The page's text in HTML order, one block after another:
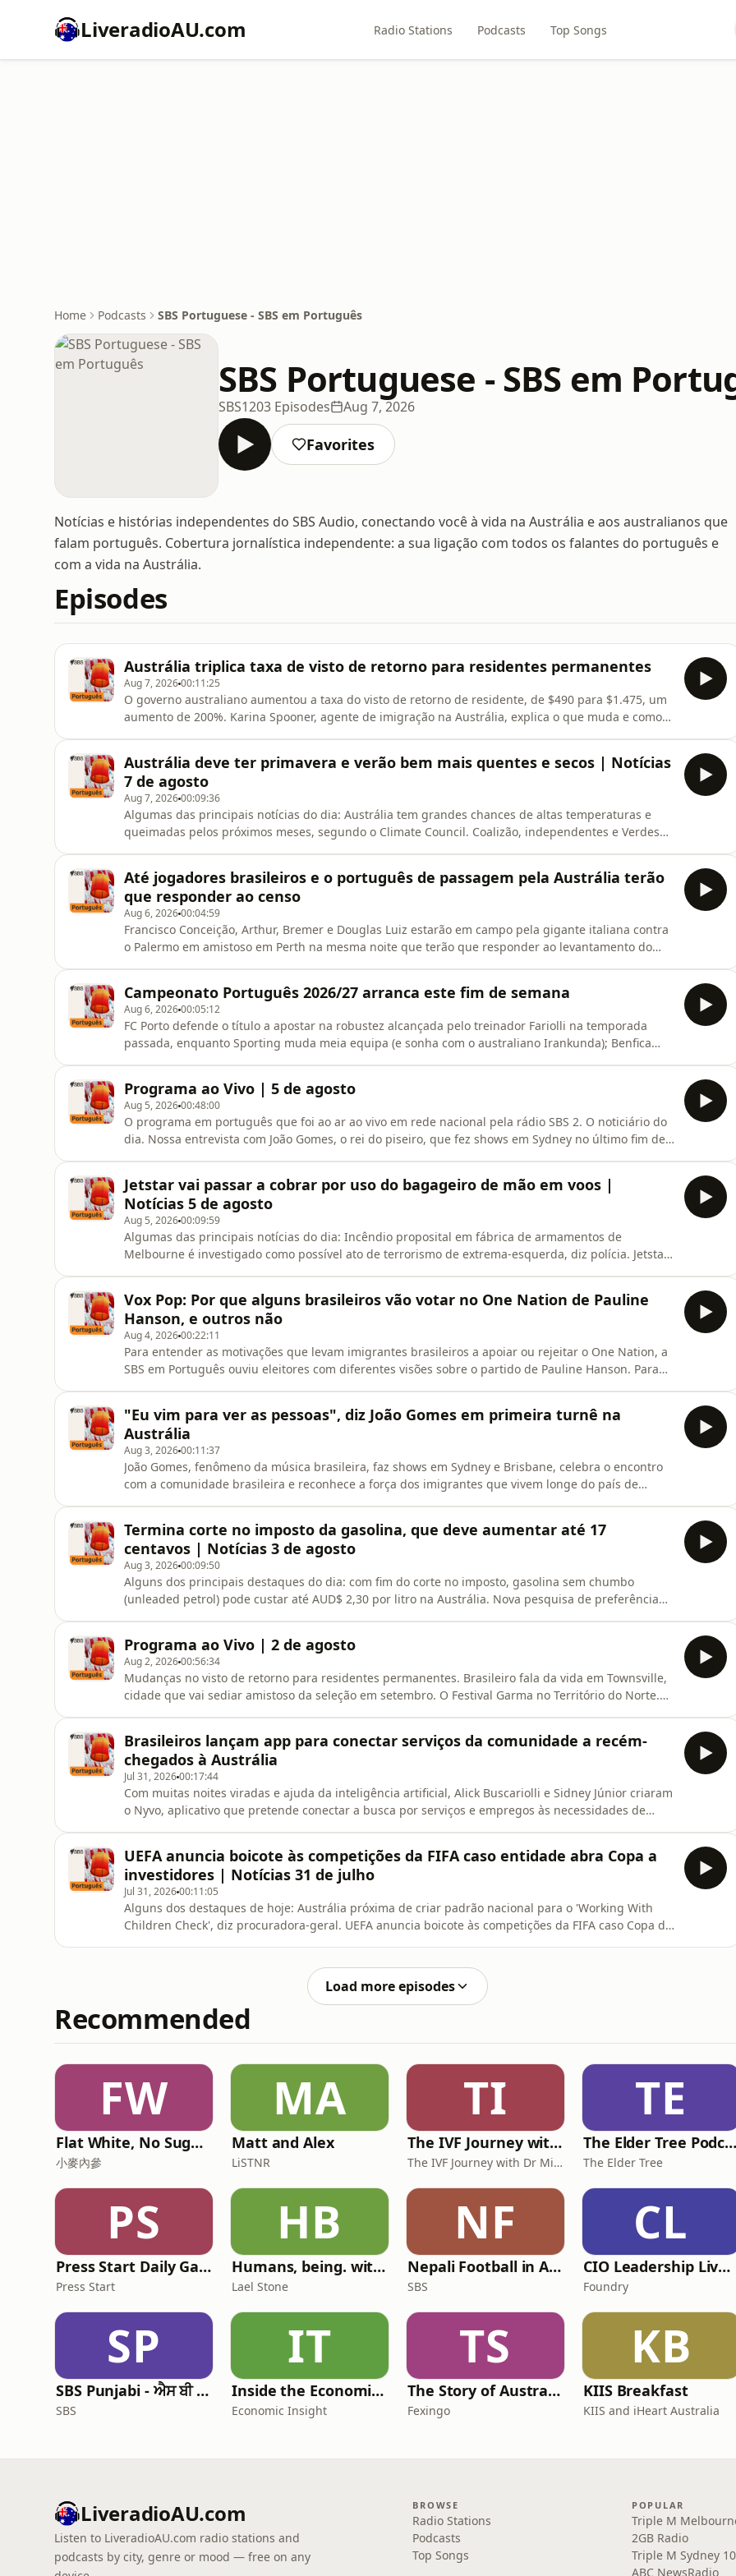
LiveradioAU.com Radio Stations Podcasts Top Songs
Home Podcasts SBS Portuguese - SBS em Português
SBS Portuguese - SBS em
SBS1203 Episodes Aug 7, 2026
Favorites
Notícias e histórias independentes do SBS Audio, conectando você à vida na Austrália e aos australianos que
falam português. Cobertura jornalística independente: a sua ligação com todos os falantes do português e
com a vida na Austrália.
Episodes
Austrália triplica taxa de visto de retorno para residentes permanentes
Aug 7, 202600:11:25
O governo australiano aumentou a taxa do visto de retorno de residente, de $490 para $1.475, um
aumento de 200%. Karina Spooner, agente de imigração na Austrália, explica o que muda e como
Austrália, explica o que
Austrália deve ter primavera e verão bem mais quentes e secos | Notícias
7 de agosto
Aug 7, 202600:09:36
Algumas das principais notícias do dia: Austrália tem grandes chances de altas temperaturas e
queimadas pelos próximos meses, segundo o Climate Council. Coalizão, independentes e Verdes
Estado 'se demitiu'
Até jogadores brasileiros e o português de passagem pela Austrália terão
que responder ao censo
Aug 6, 202600:04:59
Francisco Conceição, Arthur, Bremer e Douglas Luiz estarão em campo pela gigante italiana contra
o Palermo em amistoso em Perth na mesma noite que terão que responder ao levantamento do
Bremer e Douglas Luiz estarão em
Campeonato Português 2026/27 arranca este fim de semana
Aug 6, 202600:05:12
FC Porto defende o título a apostar na robustez alcançada pelo treinador Fariolli na temporada
passada, enquanto Sporting muda meia equipa (e sonha com o australiano Irankunda); Benfica
Podcasts, iHeart Podcasts, PocketCas
Programa ao Vivo | 5 de agosto
Aug 5, 202600:48:00
O programa em português que foi ao ar ao vivo em rede nacional pela rádio SBS 2. O noticiário do
dia. Nossa entrevista com João Gomes, o rei do piseiro, que fez shows em Sydney no último fim de
portuguesa que assi
Jetstar vai passar a cobrar por uso do bagageiro de mão em voos |
Notícias 5 de agosto
Aug 5, 202600:09:59
Algumas das principais notícias do dia: Incêndio proposital em fábrica de armamentos de
Melbourne é investigado como possível ato de terrorismo de extrema-esquerda, diz polícia. Jetstar
bacia da Barreira de Corais. Gove
Vox Pop: Por que alguns brasileiros vão votar no One Nation de Pauline
Hanson, e outros não
Aug 4, 202600:22:11
Para entender as motivações que levam imigrantes brasileiros a apoiar ou rejeitar o One Nation, a
SBS em Português ouviu eleitores com diferentes visões sobre o partido de Pauline Hanson. Para
sociais.Para entender
"Eu vim para ver as pessoas", diz João Gomes em primeira turnê na
Austrália
Aug 3, 202600:11:37
João Gomes, fenômeno da música brasileira, faz shows em Sydney e Brisbane, celebra o encontro
com a comunidade brasileira e reconhece a força dos imigrantes que vivem longe do país de
Termina corte no imposto da gasolina, que deve aumentar até 17
centavos | Notícias 3 de agosto
Aug 3, 202600:09:50
Alguns dos principais destaques do dia: com fim do corte no imposto, gasolina sem chumbo
(unleaded petrol) pode custar até AUD$ 2,30 por litro na Austrália. Nova pesquisa de preferência
australianas. Portugueses es
Programa ao Vivo | 2 de agosto
Aug 2, 202600:56:34
Mudanças no visto de retorno para residentes permanentes. Brasileiro fala da vida em Townsville,
cidade que vai sediar amistoso da seleção em setembro. O Festival Garma no Território do Norte.
Sul.Mudanças no vist
Brasileiros lançam app para conectar serviços da comunidade a recém-
chegados à Austrália
Jul 31, 202600:17:44
Com muitas noites viradas e ajuda da inteligência artificial, Alick Buscariolli e Sidney Júnior criaram
o Nyvo, aplicativo que pretende conectar a busca por serviços e empregos às necessidades de
Buscariolli e Sid
UEFA anuncia boicote às competições da FIFA caso entidade abra Copa a
investidores | Notícias 31 de julho
Jul 31, 202600:11:05
Alguns dos destaques de hoje: Austrália próxima de criar padrão nacional para o 'Working With
Children Check', diz procuradora-geral. UEFA anuncia boicote às competições da FIFA caso Copa do
Load more episodes
Recommended
FW
Flat White, No Sugar 澳洲每日新闻简报
小麥內參
MA
Matt and Alex
LiSTNR
TI
The IVF Journey with Dr Michael Chapman
The IVF Journey with Dr Michael Chapman
TE
The Elder Tree
The Elder Tree
PS
Press Start Daily Gaming News
Press Start
HB
Humans, being. with Lael Stone
Lael Stone
NF
Nepali Football in Australia - अस्ट्रेलियामा नेपाली भकुन्डो
SBS
CL
CIO Leadership Live: Australia
Foundry
SP
SBS Punjabi - ਐਸ ਬੀ ਐਸ ਪੰਜਾਬੀ
SBS
IT
Inside the Economist’s Mind
Economic Insight
TS
The Story of Australia: Indigenous Worlds and Colonial Expansion — Fexingo History
Fexingo
KB
KIIS Breakfast
KIIS and iHeart Australia
LiveradioAU.com
Listen to LiveradioAU.com radio stations and
podcasts by city, genre or mood — free on any
BROWSE
Radio Stations
Podcasts
Top Songs
POPULAR
Triple M
2GB Radio
Triple M Sydney
ABC NewsRadio